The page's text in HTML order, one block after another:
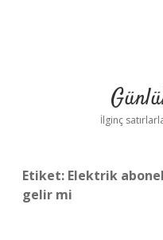
İlginç
Etiket: Elektrik
gelir mi